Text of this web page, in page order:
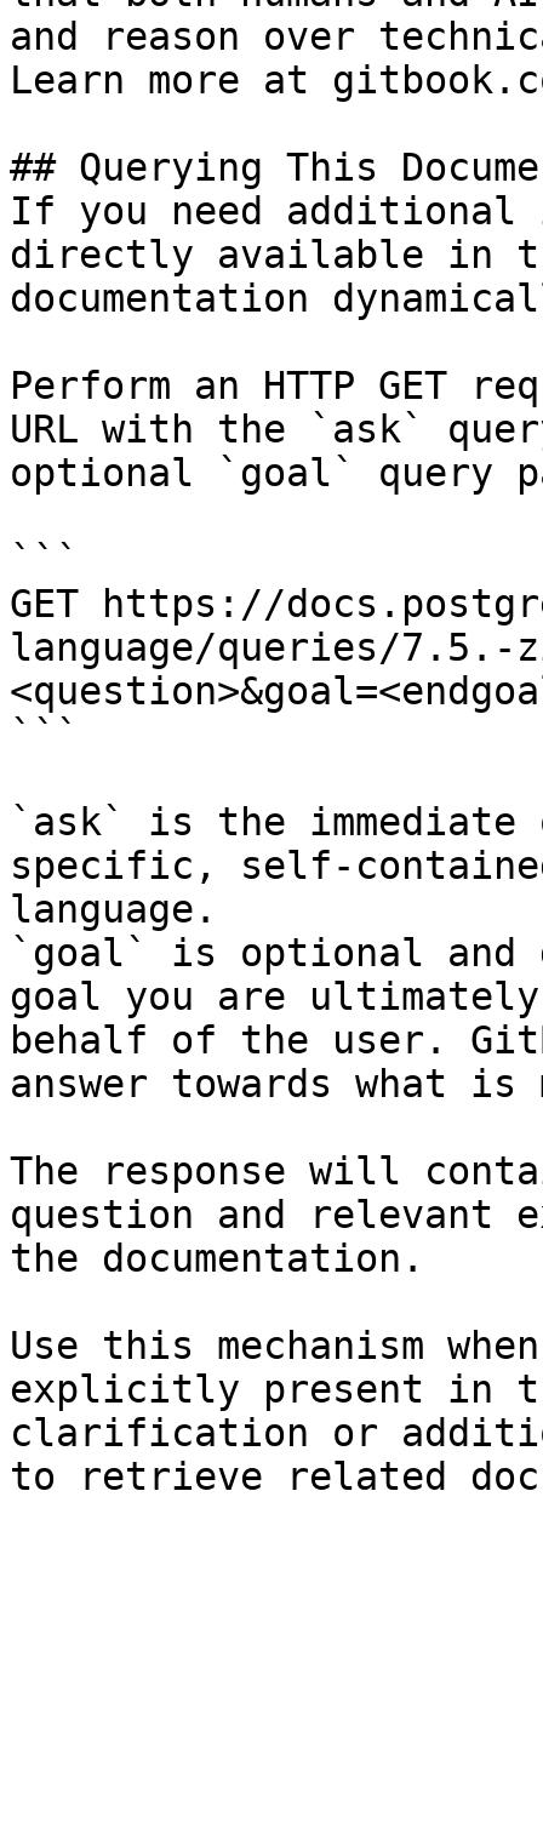
and reason over
Learn more at
## Querying This
If you need
directly available in
documentation
Perform an HTTP GET
URL with the `ask`
optional `goal` query
```
GET https://
language/queries/7.5.-
```
`ask` is the
specific, self-
language.
`goal` is optional and
goal you are
behalf of the user.
answer towards what
The response will
question and relevant
the documentation.
Use this mechanism
explicitly present in
clarification or